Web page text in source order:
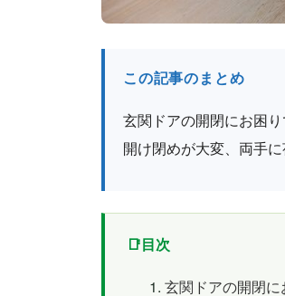
この記事のまとめ
玄関ドアの開閉にお困
開け閉めが大変、両手
目次
玄関ドアの開閉